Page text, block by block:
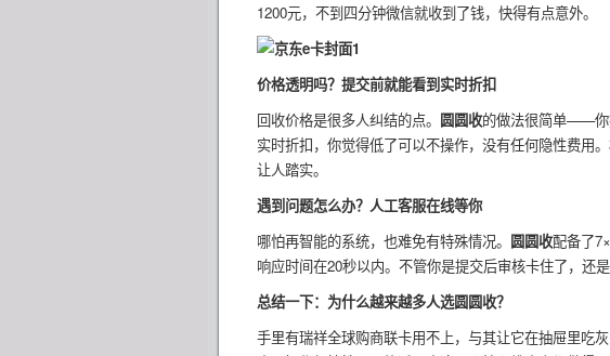
1200元，不到四分钟微信就收到了钱，快得有点意外。
价格透明吗？提交前就能看到实时折扣
回收价格是很多人纠结的点。 圆圆收的做法很简单——你
实时折扣，你觉得低了可以不操作，没有任何隐性费用
让人踏实。
遇到问题怎么办？人工客服在线等你
哪怕再智能的系统，也难免有特殊情况。 圆圆收配备了
响应时间在20秒以内。不管你是提交后审核卡住了，还
总结一下：为什么越来越多人选圆圆收？
手里有瑞祥全球购商联卡用不上，与其让它在抽屉里吃